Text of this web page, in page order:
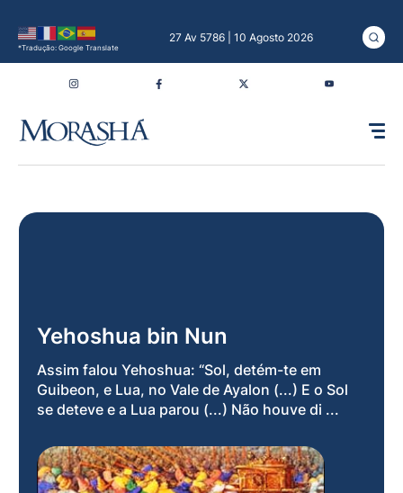
*Tradução: Google Translate
27 Av 5786 | 10 Agosto 2026
Yehoshua bin Nun
Assim falou Yehoshua: “Sol, detém-te em
Guibeon, e Lua, no Vale de Ayalon (...) E o Sol
se deteve e a Lua parou (...) Não houve di ...